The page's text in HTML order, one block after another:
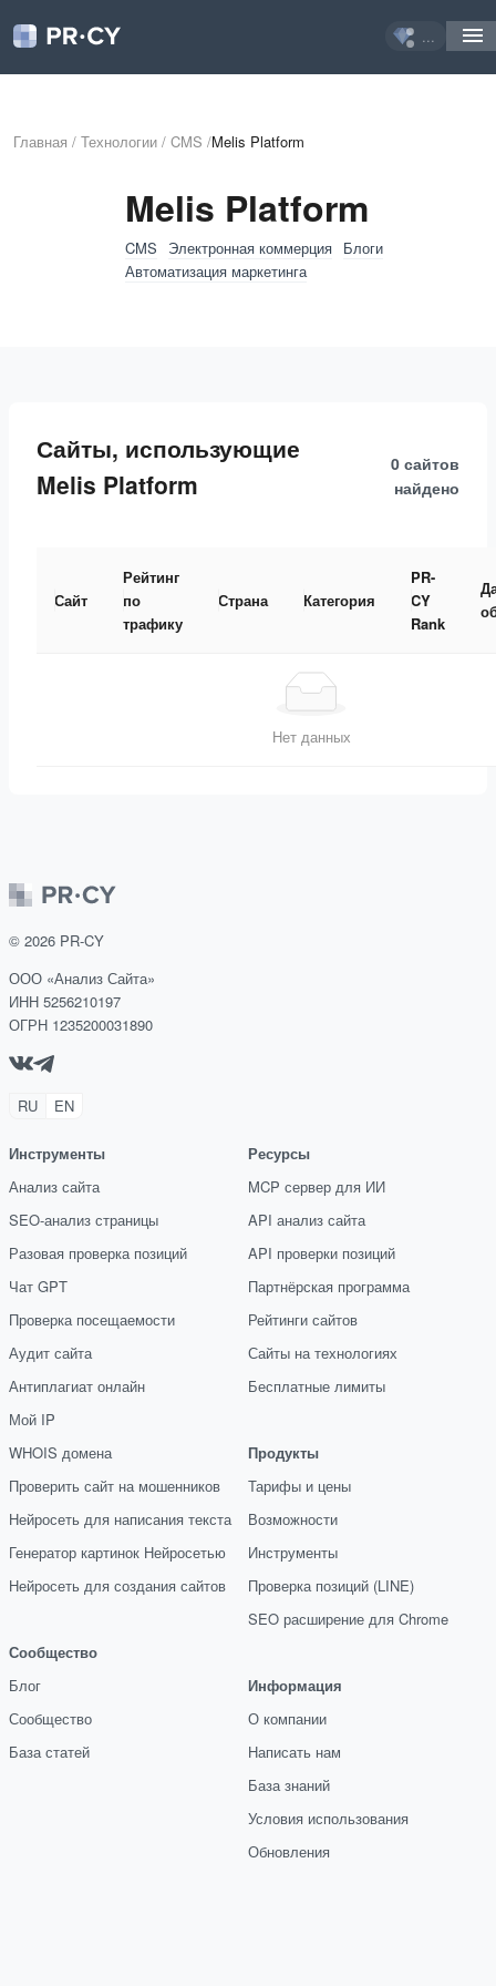
...
Главная / Технологии / CMS /Melis Platform
Melis Platform
CMS Электронная коммерция Блоги
Автоматизация маркетинга
Сайты, использующие
Melis Platform
0 сайтов
найдено
Сайт
Рейтинг
по
трафику
Страна Категория
PR-
CY
Rank
Нет данных
© 2026 PR-CY
ООО «Анализ Сайта»
ИНН 5256210197
ОГРН 1235200031890
RU EN
Инструменты
Анализ сайта
SEO-анализ страницы
Разовая проверка позиций
Чат GPT
Проверка посещаемости
Аудит сайта
Антиплагиат онлайн
Мой IP
WHOIS домена
Проверить сайт на мошенников
Нейросеть для написания текста
Генератор картинок Нейросетью
Нейросеть для создания сайтов
Сообщество
Блог
Сообщество
База статей
Ресурсы
MCP сервер для ИИ
API анализ сайта
API проверки позиций
Партнёрская программа
Рейтинги сайтов
Сайты на технологиях
Бесплатные лимиты
Продукты
Тарифы и цены
Возможности
Инструменты
Проверка позиций (LINE)
SEO расширение для Chrome
Информация
О компании
Написать нам
База знаний
Условия использования
Обновления